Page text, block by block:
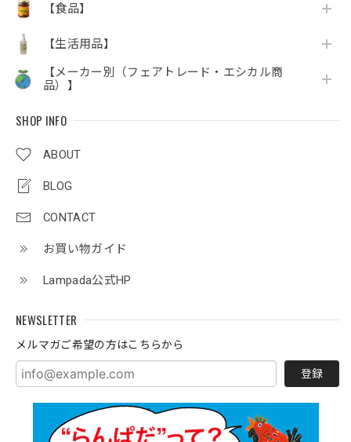
【食品】
【生活用品】
【メーカー別（フェアトレード・エシカル商
品）】
SHOP INFO
ABOUT
BLOG
CONTACT
お買い物ガイド
Lampada公式HP
NEWSLETTER
メルマガご希望の方はこちらから
登録